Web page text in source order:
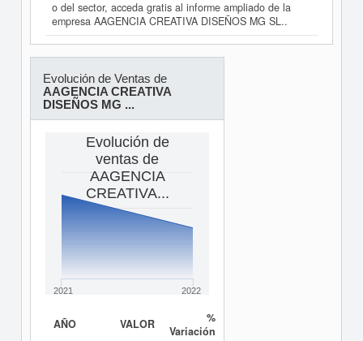
o del sector, acceda gratis al informe ampliado de la
empresa AAGENCIA CREATIVA DISEÑOS MG SL..
Evolución de Ventas de
AAGENCIA CREATIVA
DISEÑOS MG ...
Evolución de
ventas de
AAGENCIA
CREATIVA...
2021 2022
AÑO VALOR
%
Variación